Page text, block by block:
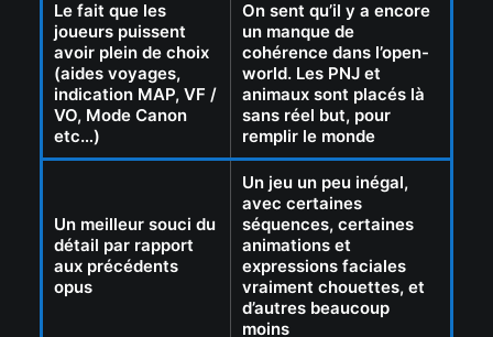
Le fait que les
joueurs puissent
avoir plein de choix
(aides voyages,
indication MAP, VF /
VO, Mode Canon
etc…)
On sent qu’il y a encore
un manque de
cohérence dans l’open-
world. Les PNJ et
animaux sont placés là
sans réel but, pour
remplir le monde
Un meilleur souci du
détail par rapport
aux précédents
opus
Un jeu un peu inégal,
avec certaines
séquences, certaines
animations et
expressions faciales
vraiment chouettes, et
d’autres beaucoup
moins